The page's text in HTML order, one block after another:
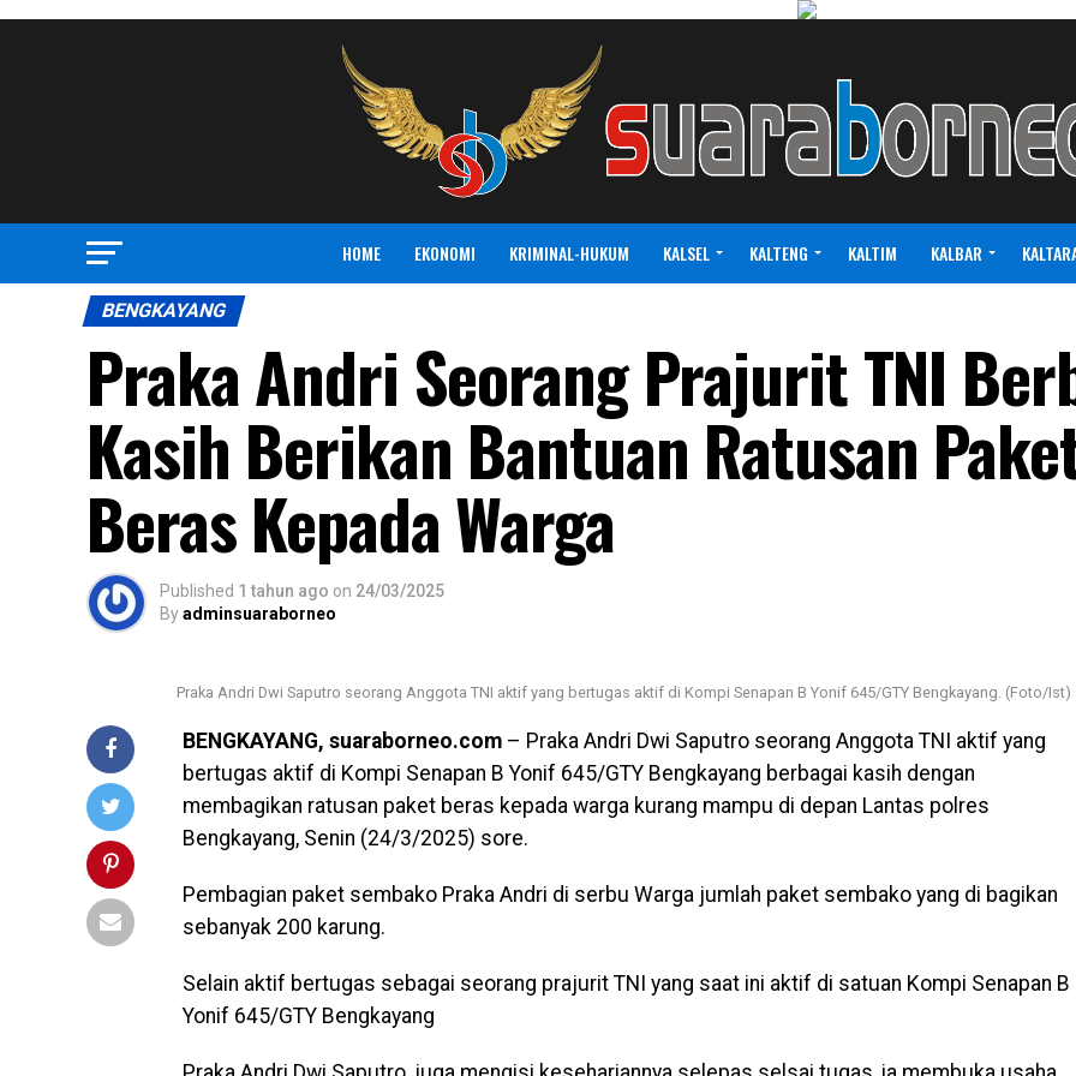
HOME EKONOMI KRIMINAL-HUKUM KALSEL KALTENG KALTIM KALBAR
BENGKAYANG
Praka Andri Seorang Prajurit TNI
Kasih Berikan Bantuan Ratusan
Beras Kepada Warga
Published 1 tahun ago on 24/03/2025
Byadminsuaraborneo
Praka Andri Dwi Saputro seorang Anggota TNI aktif yang bertugas aktif di Kompi Senapan B Yonif 645/GTY Bengkayang. (Foto/Ist)
BENGKAYANG, suaraborneo.com – Praka Andri Dwi Saputro seorang Anggota TNI aktif yang
bertugas aktif di Kompi Senapan B Yonif 645/GTY Bengkayang berbagai kasih dengan
membagikan ratusan paket beras kepada warga kurang mampu di depan Lantas polres
Bengkayang, Senin (24/3/2025) sore.
Pembagian paket sembako Praka Andri di serbu Warga jumlah paket sembako yang di bagikan
sebanyak 200 karung.
Selain aktif bertugas sebagai seorang prajurit TNI yang saat ini aktif di satuan Kompi Senapan B
Yonif 645/GTY Bengkayang